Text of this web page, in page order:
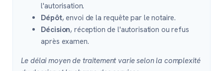
l'autorisation.
Dépôt, envoi de la requête par le notaire.
Décision, réception de l'autorisation ou refus
après examen.
Le délai moyen de traitement varie selon la complexité